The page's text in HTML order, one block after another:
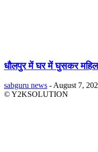
धौलपुर में घर में घुसकर
sabguru news - August 7,
© Y2KSOLUTION